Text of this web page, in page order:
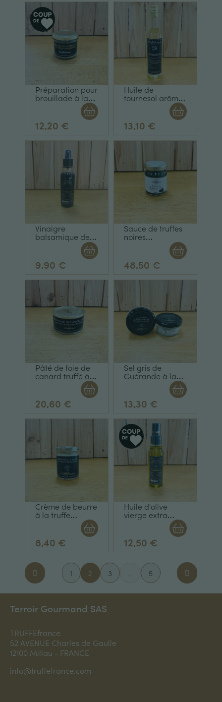
Préparation pour
brouillade à la
truffe noire 10%
12,20 €
Huile de
tournesol arôme
truffe blanche
13,10 €
Vinaigre
balsamique de
arômatisé à la
truffe spray100ml
9,90 €
Sauce de truffes
noires
pasteurisée 50g
48,50 €
Pâté de foie de
canard truffé à
3% - 50% bloc de
canard 130g
20,60 €
Sel gris de
Guérande à la
truffe noire 60g
13,30 €
Crème de beurre
à la truffe
8,40 €
Huile d'olive
vierge extra
arôme truffe
noire en spray
100ml
12,50 €
1 2 3 5
Terroir Gourmand SAS
TRUFFEfrance
52 AVENUE Charles de Gaulle
12100 Millau - FRANCE
info@truffefrance.com